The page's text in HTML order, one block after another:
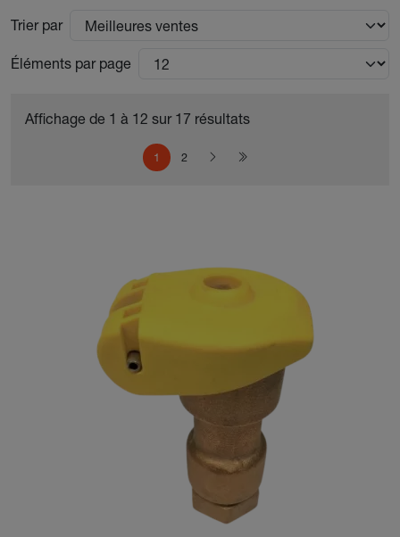
Trier par
Éléments par page
Affichage de 1 à 12 sur 17 résultats
Pagination
Page courante
1 Page
2 Page suivanteDernière page